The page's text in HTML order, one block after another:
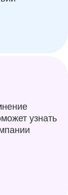
узнать